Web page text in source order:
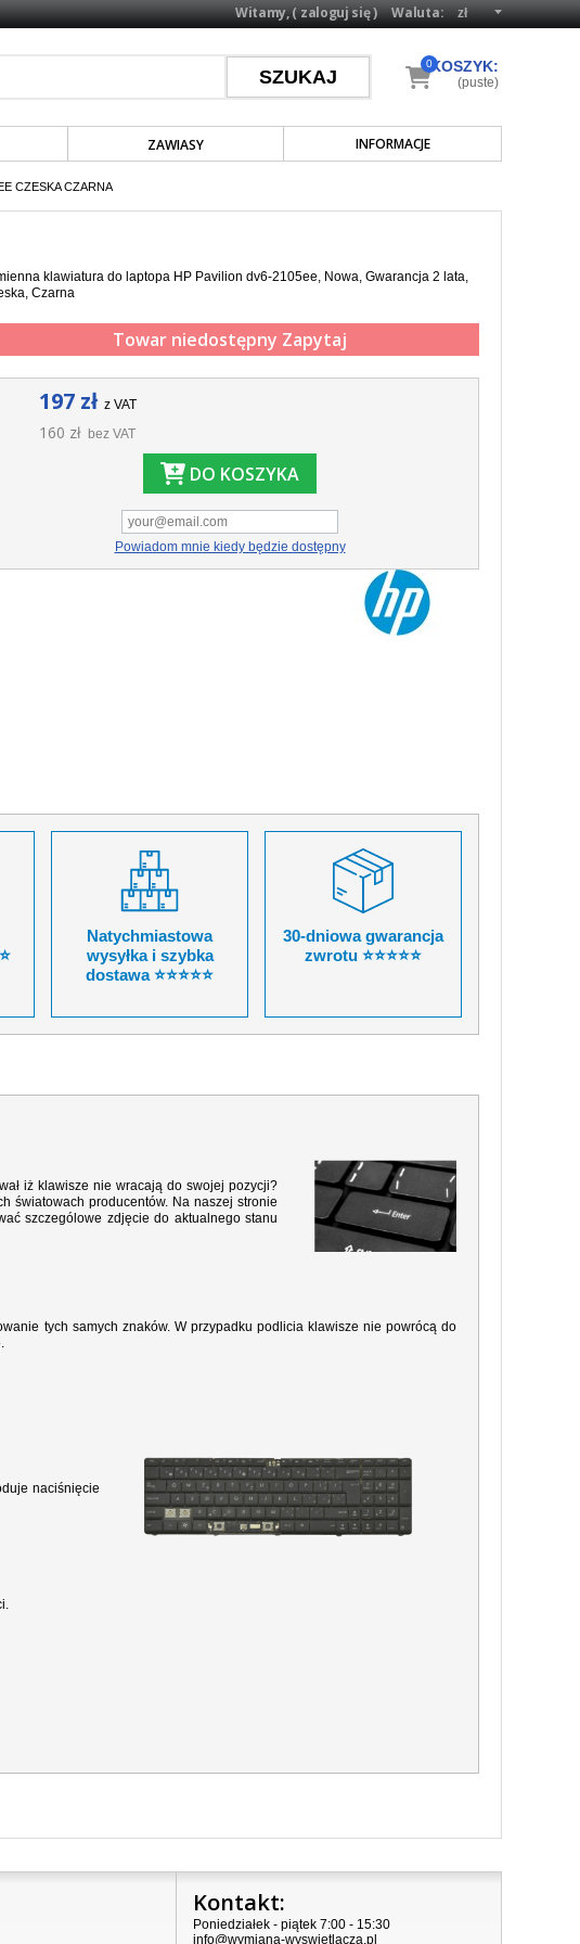
Waluta:
Witamy, (zaloguj się)
ZAWIASY INFORMACJE
KOSZYK:
0
(puste)
CZESKA CZARNA
klawiatura do laptopa HP Pavilion dv6-2105ee, Nowa, Gwarancja 2 lata,
Czarna
Towar niedostępny Zapytaj
197 zł z VAT
160 zł bez VAT
DO KOSZYKA
Powiadom mnie kiedy będzie dostępny
Natychmiastowa
wysyłka i szybka
dostawa ⭐⭐⭐⭐⭐
30-dniowa gwarancja
zwrotu ⭐⭐⭐⭐⭐
iż klawisze nie wracają do swojej pozycji?
światowach producentów. Na naszej stronie
szczególowe zdjęcie do aktualnego stanu
tych samych znaków. W przypadku podlicia klawisze nie powrócą do
naciśnięcie
Kontakt:
Poniedziałek - piątek 7:00 - 15:30
info@wymiana-wyswietlacza.pl